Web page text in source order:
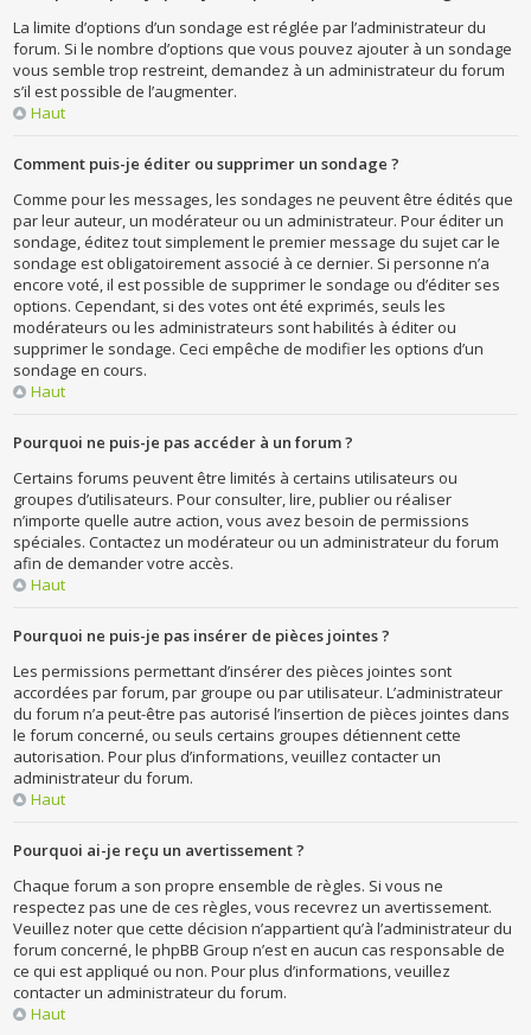
La limite d’options d’un sondage est réglée par l’administrateur du
forum. Si le nombre d’options que vous pouvez ajouter à un sondage
vous semble trop restreint, demandez à un administrateur du forum
s’il est possible de l’augmenter.
Haut
Comment puis-je éditer ou supprimer un sondage ?
Comme pour les messages, les sondages ne peuvent être édités que
par leur auteur, un modérateur ou un administrateur. Pour éditer un
sondage, éditez tout simplement le premier message du sujet car le
sondage est obligatoirement associé à ce dernier. Si personne n’a
encore voté, il est possible de supprimer le sondage ou d’éditer ses
options. Cependant, si des votes ont été exprimés, seuls les
modérateurs ou les administrateurs sont habilités à éditer ou
supprimer le sondage. Ceci empêche de modifier les options d’un
sondage en cours.
Haut
Pourquoi ne puis-je pas accéder à un forum ?
Certains forums peuvent être limités à certains utilisateurs ou
groupes d’utilisateurs. Pour consulter, lire, publier ou réaliser
n’importe quelle autre action, vous avez besoin de permissions
spéciales. Contactez un modérateur ou un administrateur du forum
afin de demander votre accès.
Haut
Pourquoi ne puis-je pas insérer de pièces jointes ?
Les permissions permettant d’insérer des pièces jointes sont
accordées par forum, par groupe ou par utilisateur. L’administrateur
du forum n’a peut-être pas autorisé l’insertion de pièces jointes dans
le forum concerné, ou seuls certains groupes détiennent cette
autorisation. Pour plus d’informations, veuillez contacter un
administrateur du forum.
Haut
Pourquoi ai-je reçu un avertissement ?
Chaque forum a son propre ensemble de règles. Si vous ne
respectez pas une de ces règles, vous recevrez un avertissement.
Veuillez noter que cette décision n’appartient qu’à l’administrateur du
forum concerné, le phpBB Group n’est en aucun cas responsable de
ce qui est appliqué ou non. Pour plus d’informations, veuillez
contacter un administrateur du forum.
Haut